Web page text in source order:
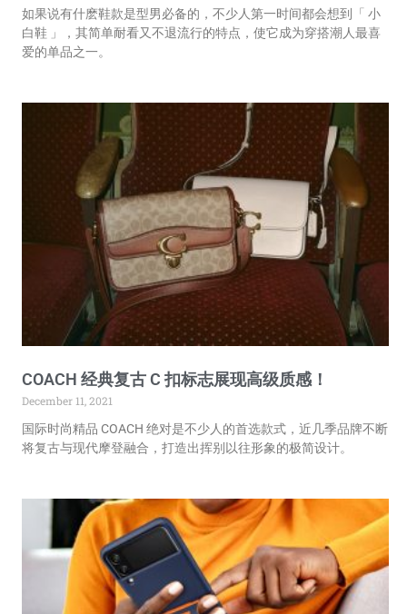
如果说有什麽鞋款是型男必备的，不少人第一时间都会想到「 小
白鞋 」，其简单耐看又不退流行的特点，使它成为穿搭潮人最喜
爱的单品之一。
COACH 经典复古 C 扣标志展现高级质感！
December 11, 2021
国际时尚精品 COACH 绝对是不少人的首选款式，近几季品牌不断
将复古与现代摩登融合，打造出挥别以往形象的极简设计。